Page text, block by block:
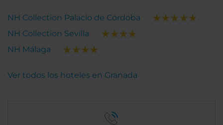
NH Collection Palacio de Córdoba
NH Collection Sevilla
NH Málaga
Ver todos los hoteles en Granada